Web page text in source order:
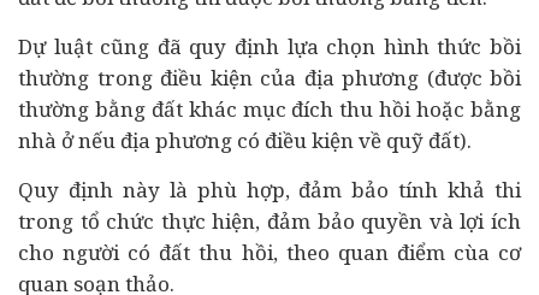
Dự luật cũng đã quy định lựa chọn hình thức bồi
thường trong điều kiện của địa phương (được bồi
thường bằng đất khác mục đích thu hồi hoặc bằng
nhà ở nếu địa phương có điều kiện về quỹ đất).
Quy định này là phù hợp, đảm bảo tính khả thi
trong tổ chức thực hiện, đảm bảo quyền và lợi ích
cho người có đất thu hồi, theo quan điểm cùa cơ
quan soạn thảo.